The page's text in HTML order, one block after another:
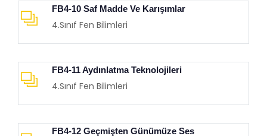
FB4-10 Saf Madde Ve Karışımlar
4.Sınıf Fen Bilimleri
FB4-11 Aydınlatma Teknolojileri
4.Sınıf Fen Bilimleri
FB4-12 Geçmişten Günümüze Ses